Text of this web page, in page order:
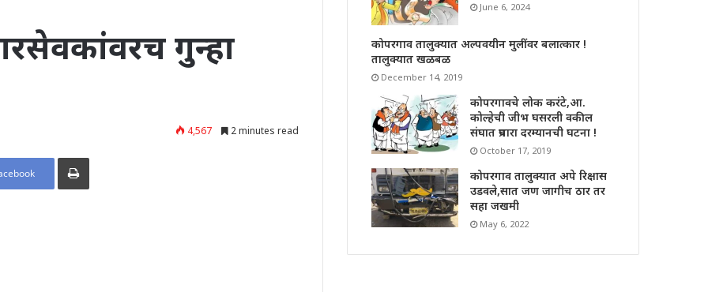
गुन्हा
4,567 2 minutes read
Print
June 6, 2024
कोपरगाव तालुक्यात अल्पवयीन मुलींवर बलात्कार !
तालुक्यात खळबळ
December 14, 2019
कोपरगावचे लोक करंटे,आ.
कोल्हेची जीभ घसरली वकील
संघात प्रचारा दरम्यानची घटना !
October 17, 2019
कोपरगाव तालुक्यात अपे रिक्षास
उडवले,सात जण जागीच ठार तर
सहा जखमी
May 6, 2022